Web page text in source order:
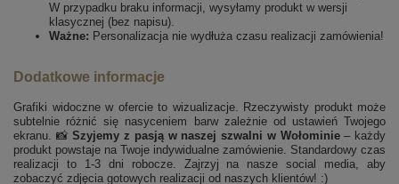
W przypadku braku informacji, wysyłamy produkt w wersji
klasycznej (bez napisu).
Ważne: Personalizacja nie wydłuża czasu realizacji zamówienia!
Dodatkowe informacje
Grafiki widoczne w ofercie to wizualizacje. Rzeczywisty produkt może
subtelnie różnić się nasyceniem barw zależnie od ustawień Twojego
ekranu. 📸Szyjemy z pasją w naszej szwalni w Wołominie– każdy
produkt powstaje na Twoje indywidualne zamówienie. Standardowy czas
realizacji to 1-3 dni robocze. Zajrzyj na nasze social media, aby
zobaczyć zdjęcia gotowych realizacji od naszych klientów! :)